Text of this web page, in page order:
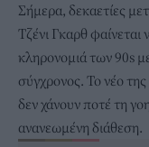
Σήμερα, δεκαετίες
Τζένι Γκαρθ φαίνεται
κληρονομιά των 90s
σύγχρονος. Το νέο
δεν χάνουν ποτέ τη
ανανεωμένη διάθεση.